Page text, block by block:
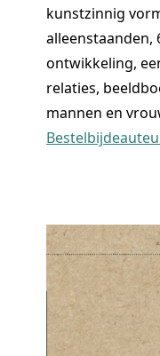
kunstzinnig
alleenstaanden,
ontwikkeling,
relaties,
mannen en